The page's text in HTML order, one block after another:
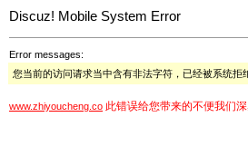
Discuz! Mobile System Error
Error messages:
您当前的访问请求当中含有非法字符，已经被系统拒
www.zhiyoucheng.co 此错误给您带来的不便我们